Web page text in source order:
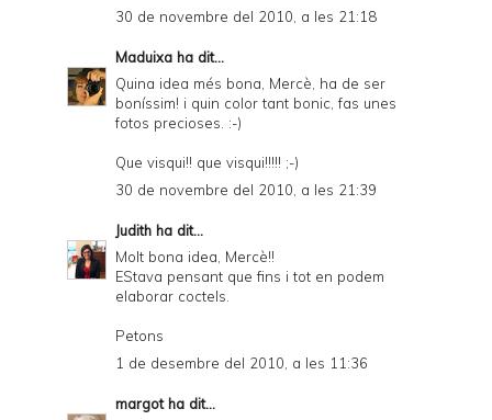
30 de novembre del 2010, a les 21:18
Maduixa ha dit...
Quina idea més bona, Mercè, ha de ser
boníssim! i quin color tant bonic, fas unes
fotos precioses. :-)
Que visqui!! que visqui!!!!! ;-)
30 de novembre del 2010, a les 21:39
Judith ha dit...
Molt bona idea, Mercè!!
EStava pensant que fins i tot en podem
elaborar coctels.
Petons
1 de desembre del 2010, a les 11:36
margotha dit...